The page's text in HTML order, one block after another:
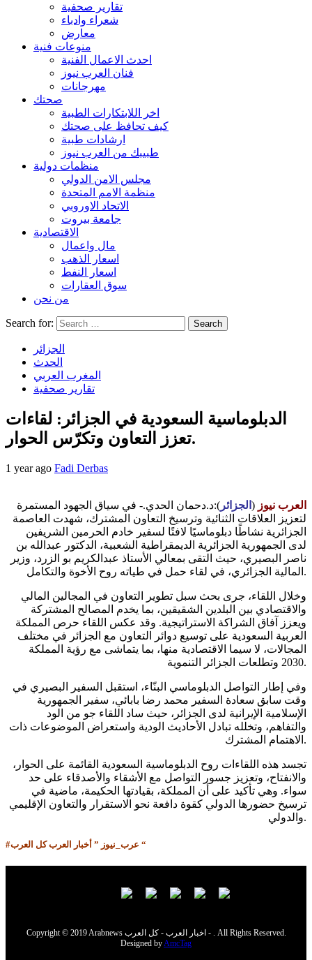
تقارير صحفية
شعراء وادباء
معارض
منوعات فنية
احدث الاعمال الفنية
فنان العرب نيوز
مهرجانات
صحتك
اخر اللابتكارات الطبية
كيف تحافظ على صحتك
ارشادات طبية
طبيبك من العرب نيوز
منظمات دولية
مجلس الامن الدولي
منظمة الامم المتحدة
الاتحاد الاوروبي
جامعة بيروت
الاقتصادية
مال واعمال
اسعار الذهب
اسعار النفط
سوق العقارات
من نحن
Search for:
الجزائر
الحدث
المغرب العربي
تقارير صحفية
الدبلوماسية السعودية في الجزائر: لقاءات
تعزز التعاون وتكرّس الحوار.
1 year ago Fadi Derbas
العرب نيوز ( الجزائر ):د.دحمان الحدي.- في سياق الجهود المستمرة
لتعزيز العلاقات الثنائية وترسيخ التعاون المشترك، شهدت العاصمة
الجزائرية نشاطًا دبلوماسيًا لافتًا لسفير خادم الحرمين الشريفين
لدى الجمهورية الجزائرية الديمقراطية الشعبية، الدكتور عبدالله بن
ناصر البصيري، حيث التقى بمعالي الأستاذ عبدالكريم بو الزرد، وزير
المالية الجزائري، في لقاء حمل في طياته روح الأخوة والتكامل.
وخلال اللقاء، جرى بحث سبل تطوير التعاون في المجالين المالي
والاقتصادي بين البلدين الشقيقين، بما يخدم المصالح المشتركة
ويعزز آفاق الشراكة الاستراتيجية. وقد عكس اللقاء حرص المملكة
العربية السعودية على توسيع دوائر التعاون مع الجزائر في مختلف
المجالات، لا سيما الاقتصادية منها، بما يتماشى مع رؤية المملكة
2030 وتطلعات الجزائر التنموية.
وفي إطار التواصل الدبلوماسي البنّاء، استقبل السفير البصيري في
وقت سابق سعادة السفير محمد رضا بابائي، سفير الجمهورية
الإسلامية الإيرانية لدى الجزائر، حيث ساد اللقاء جو من الود
والتفاهم، وتخلله تبادل الأحاديث الودية واستعراض الموضوعات ذات
الاهتمام المشترك.
تجسد هذه اللقاءات روح الدبلوماسية السعودية القائمة على الحوار،
والانفتاح، وتعزيز جسور التواصل مع الأشقاء والأصدقاء على حد
سواء. وهي تأكيد على أن المملكة، بقيادتها الحكيمة، ماضية في
ترسيخ حضورها الدولي كقوة دافعة نحو الاستقرار والتعاون الإقليمي
والدولي.
#عرب_نيوز ” أخبار العرب كل العرب “
Copyright © 2019 Arabnews اخبار العرب - كل العرب - . All Rights Reserved.
Designed byAmcTag